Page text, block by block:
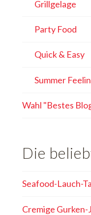
Grillgelage
Party Food
Quick & Easy
Summer
Wahl "Bestes
Die
Seafood-Lauch-
Cremige